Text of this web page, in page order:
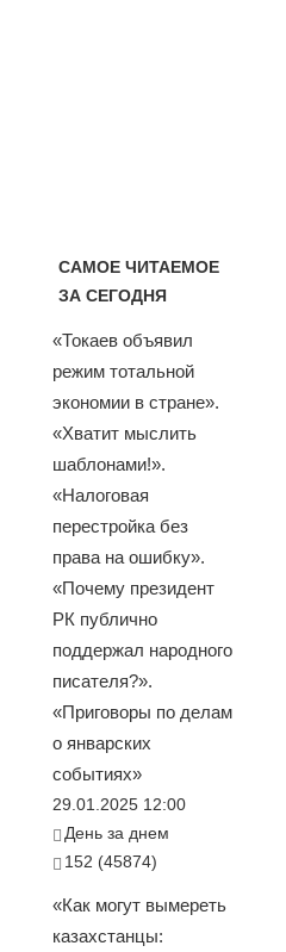
САМОЕ ЧИТАЕМОЕ
ЗА СЕГОДНЯ
«Токаев объявил
режим тотальной
экономии в стране».
«Хватит мыслить
шаблонами!».
«Налоговая
перестройка без
права на ошибку».
«Почему президент
РК публично
поддержал народного
писателя?».
«Приговоры по делам
о январских
событиях»
29.01.2025 12:00
День за днем
152 (45874)
«Как могут вымереть
казахстанцы: